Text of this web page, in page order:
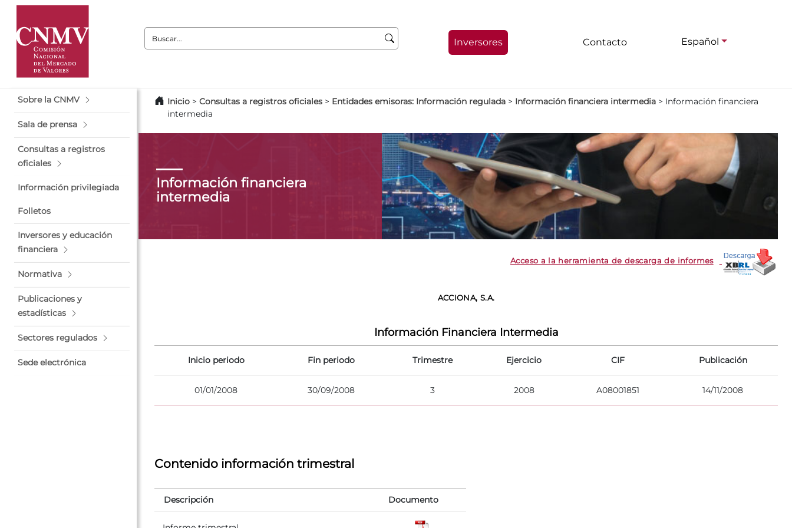
Buscar:
Inversores Contacto Español
Sobre la CNMV
Sala de prensa
Consultas a registros
oficiales
Información privilegiada
Folletos
Inversores y educación
financiera
Normativa
Publicaciones y
estadísticas
Sectores regulados
Sede electrónica
Inicio > Consultas a registros oficiales > Entidades emisoras: Información regulada > Información financiera intermedia > Información financiera
intermedia
Información financiera
intermedia
Acceso a la herramienta de descarga de informes
ACCIONA, S.A.
Información Financiera Intermedia
Inicio periodo Fin periodo Trimestre Ejercicio CIF Publicación
01/01/2008 30/09/2008 3 2008 A08001851 14/11/2008
Contenido información trimestral
Descripción Documento